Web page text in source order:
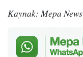
Kaynak: Mepa News